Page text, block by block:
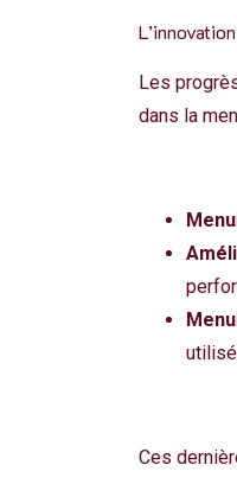
Les
dans la
Ces